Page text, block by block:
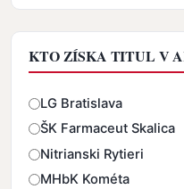
KTO ZÍSKA TITUL V
Odpovede
LG Bratislava
ŠK Farmaceut Skalica
Nitrianski Rytieri
MHbK Kométa